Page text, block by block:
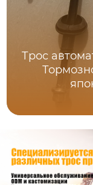
Трос